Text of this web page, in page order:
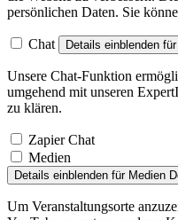
persönlichen Daten. Sie
Chat Details einblenden
Unsere Chat-Funktion
umgehend mit unseren
zu klären.
Zapier Chat
Medien
Details einblenden für Medien
Um Veranstaltungsorte